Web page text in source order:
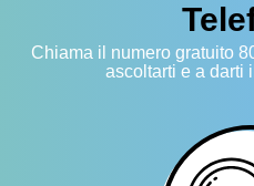
Chiama il numero gratuito
ascoltarti e a darti